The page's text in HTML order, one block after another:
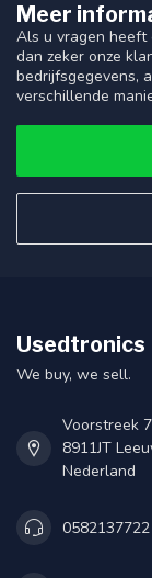
Meer
Als u vragen heeft
dan zeker onze
bedrijfsgegevens,
verschillende
Usedtronics
We buy, we sell.
Voorstreek
8911JT
Nederland
0582137722